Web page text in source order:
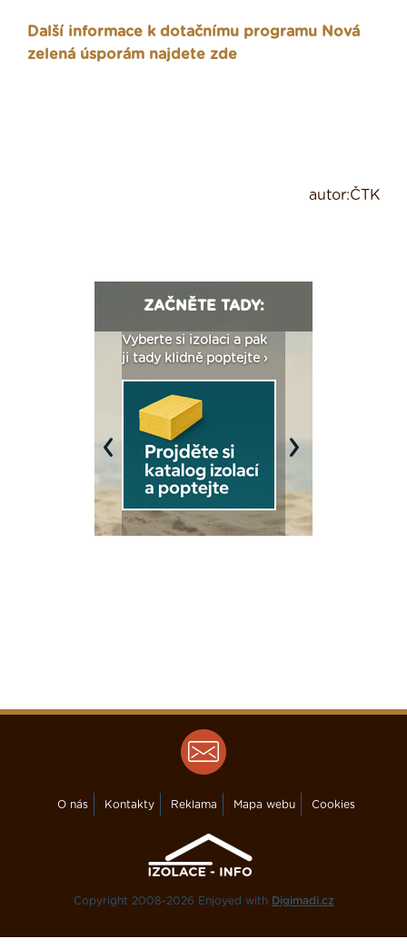
Další informace k dotačnímu programu Nová
zelená úsporám najdete zde
autor:ČTK
ZAČNĚTE TADY:
Vyberte si izolaci a pak
ji tady klidně poptejte ›
Previous Next
O nás Kontakty Reklama Mapa webu Cookies
Copyright 2008-2026 Enjoyed with Digimadi.cz